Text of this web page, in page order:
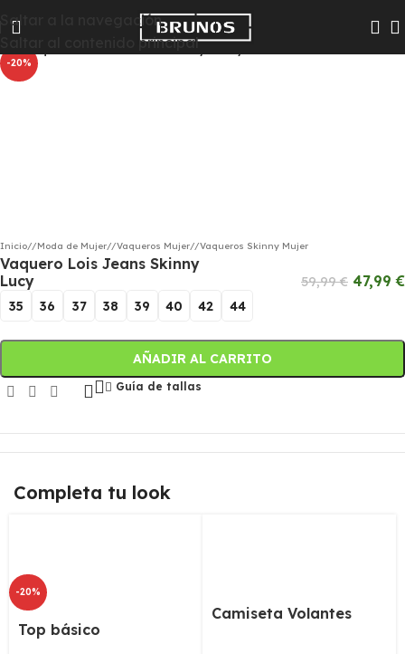
Saltar a la navegación
Saltar al contenido principal
Las colecciones Chico y Chica pasarán a Hombre y Mujer
para que te resulte más fácil encontrar todas las
novedades
-20%
Haga clic para ampliar
Inicio/ Moda de Mujer/ Vaqueros Mujer/ Vaqueros Skinny Mujer
Vaquero Lois Jeans Skinny
Lucy
59,99€ 47,99€
35 36 37 38 39 40 42 44
AÑADIR AL CARRITO
Guía de tallas
Completa tu look
-20%
Top básico
Camiseta Volantes